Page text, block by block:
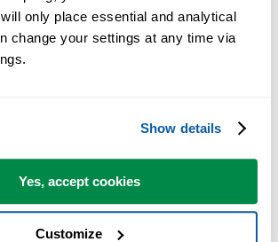
only place essential and analytical
change your settings at any time via
Show details
Yes, accept cookies
Customize
slag. Geen training nodig.
beginnen met een paar tools. Uiteindelijk
in meer dan 28.500 organisaties.